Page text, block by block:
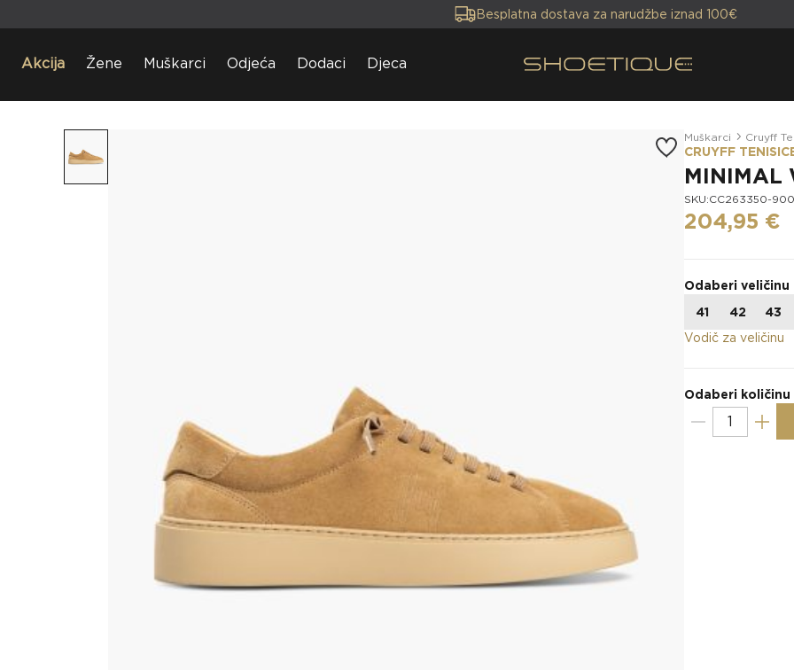
Besplatna dostava za narudžbe iznad 100€
Akcija Žene Muškarci Odjeća Dodaci Djeca
Muškarci Cruyff
CRUYFF
MINIMAL
SKU:CC263350-
204,95 €
Odaberi veličinu
41
42
43
Vodič za veličinu
Odaberi količinu